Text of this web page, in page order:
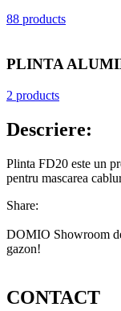
88 products
PLINTA
2 products
Descriere:
Plinta FD20 este un
pentru mascarea
Share:
DOMIO Showroom
gazon!
CONTACT